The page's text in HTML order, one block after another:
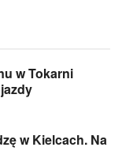
w Tokarni
w Kielcach. Na